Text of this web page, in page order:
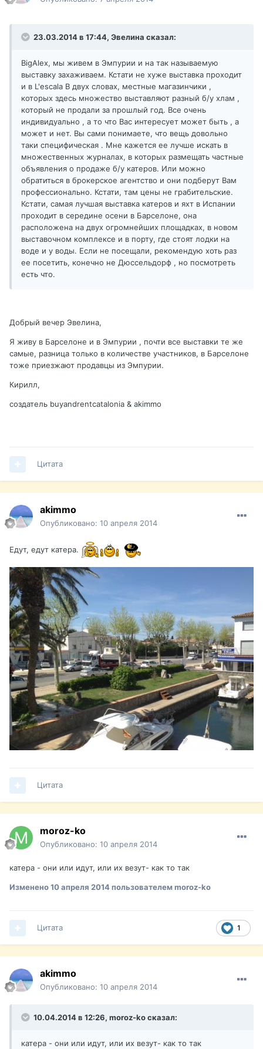
23.03.2014 в 17:44, Эвелина сказал:
BigAlex, мы живем в Эмпурии и на так называемую
выставку захаживаем. Кстати не хуже выставка проходит
и в L'escala В двух словах, местные магазинчики ,
которых здесь множество выставляют разный б/у хлам ,
который не продали за прошлый год. Все очень
индивидуально , а то что Вас интересует может быть , а
может и нет. Вы сами понимаете, что вещь довольно
таки специфическая . Мне кажется ее лучше искать в
множественных журналах, в которых размещать частные
объявления о продаже б/у катеров. Или можно
обратиться в брокерское агентство и они подберут Вам
профессионально. Кстати, там цены не грабительские.
Кстати, самая лучшая выставка катеров и яхт в Испании
проходит в середине осени в Барселоне, она
расположена на двух огромнейших площадках, в новом
выставочном комплексе и в порту, где стоят лодки на
воде и у воды. Если не посещали, рекомендую хоть раз
ее посетить, конечно не Дюссельдорф , но посмотреть
есть что.
Добрый вечер Эвелина,
Я живу в Барселоне и в Эмпурии , почти все выставки те же
самые, разница только в количестве участников, в Барселоне
тоже приезжают продавцы из Эмпурии.
Кирилл,
создатель buyandrentcatalonia & akimmo
Цитата
akimmo
Опубликовано: 10 апреля 2014
Едут, едут катера.
Цитата
moroz-ko
Опубликовано: 10 апреля 2014
катера - они или идут, или их везут- как то так
Изменено10 апреля 2014пользователем moroz-ko
1
Цитата
akimmo
Опубликовано: 10 апреля 2014
10.04.2014 в 12:26, moroz-ko сказал:
катера - они или идут, или их везут- как то так